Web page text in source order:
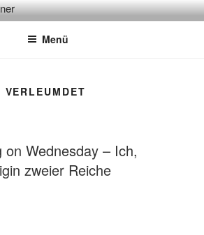
Menü
VERLEUMDET
on Wednesday – Ich,
zweier Reiche